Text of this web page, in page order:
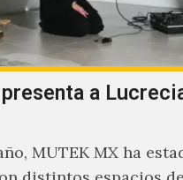
a
MUTEK MX ha